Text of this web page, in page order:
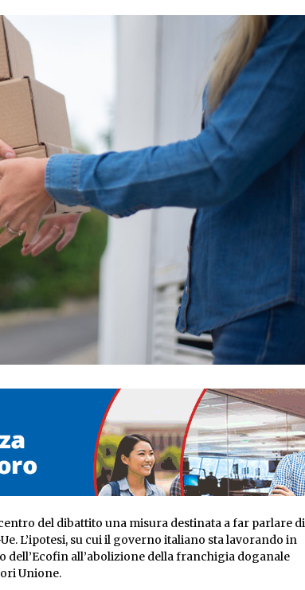
del dibattito una misura destinata a far parlare di
L’ipotesi, su cui il governo italiano sta lavorando in
dell’Ecofin all’abolizione della franchigia doganale
Unione.